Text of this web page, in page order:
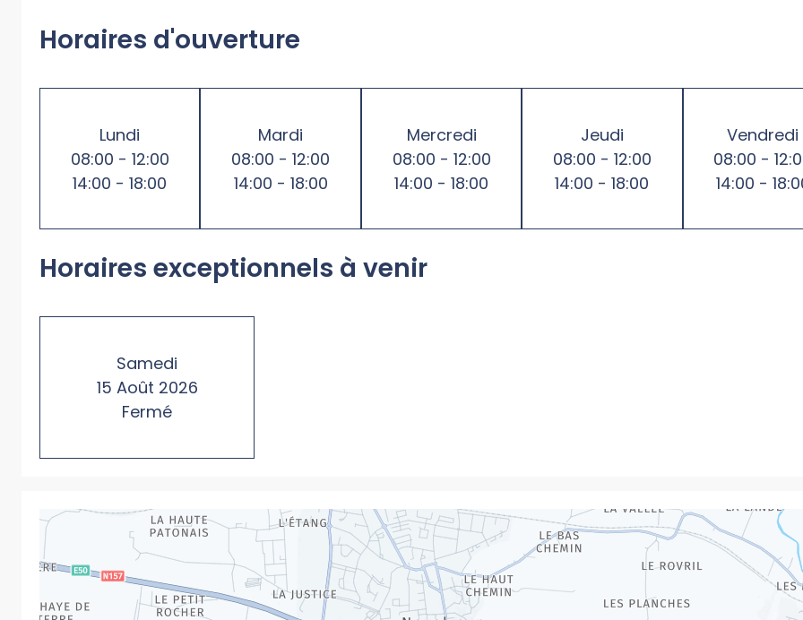
Horaires d'ouverture
Lundi
08:00 - 12:00
14:00 - 18:00
Mardi
08:00 - 12:00
14:00 - 18:00
Mercredi
08:00 - 12:00
14:00 - 18:00
Jeudi
08:00 - 12:00
14:00 - 18:00
Vendredi
08:00 -
14:00 -
Horaires exceptionnels à venir
Samedi
15 Août 2026
Fermé